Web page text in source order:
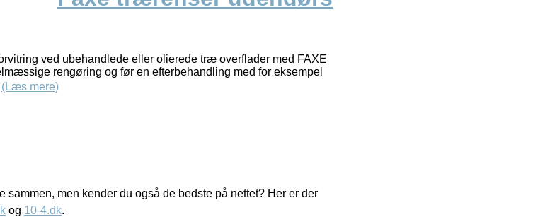
ved ubehandlede eller olierede træ overflader med FAXE
rengøring og før en efterbehandling med for eksempel
(Læs mere)
men kender du også de bedste på nettet? Her er der
og 10-4.dk.